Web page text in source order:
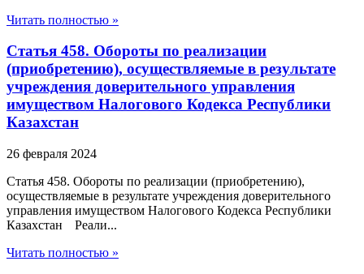
Читать полностью »
Статья 458. Обороты по реализации
(приобретению), осуществляемые в результате
учреждения доверительного управления
имуществом Налогового Кодекса Республики
Казахстан
26 февраля 2024
Статья 458. Обороты по реализации (приобретению),
осуществляемые в результате учреждения доверительного
управления имуществом Налогового Кодекса Республики
Казахстан Реали...
Читать полностью »